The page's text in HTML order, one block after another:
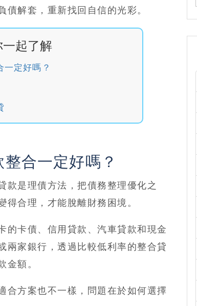
債解套，重新找回自信的光彩。
起了解
定好嗎？
合一定好嗎？
款是理債方法 ，把債務整理優化之
合理，才能脫離財務困境。
的卡債、信用貸款、汽車貸款和現金
兩家銀行， 透過比較低利率的整合貸
額。
合方案也不一樣，問題在於如何選擇